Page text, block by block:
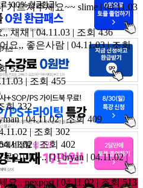
가르쳐주세요~~ slime | 04.11.03
,,채채 | 04.11.03 | 조회 436
요,, 좋은사람 | 04.11.03 | 조회
523
| 조회 455
회 332
| 04.11.02 | 조회 409
| 조회 302
| 조회 402
문입니다..[1] bryan | 04.11.02 |
요.. nexpost | 04.11.02 | 조회 513